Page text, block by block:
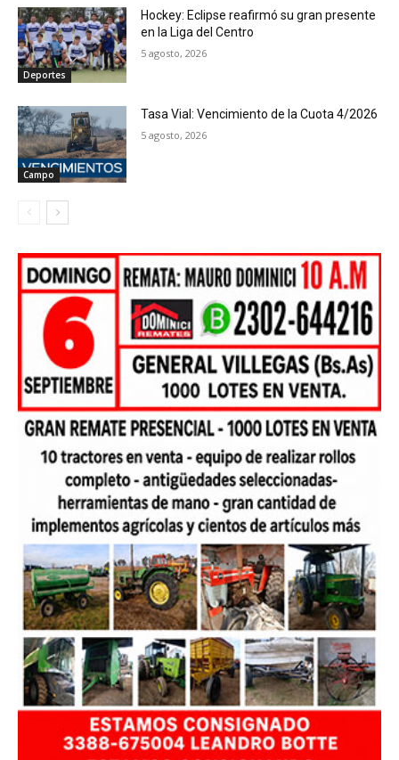
Deportes
Hockey: Eclipse reafirmó su gran presente
en la Liga del Centro
5 agosto, 2026
Campo
Tasa Vial: Vencimiento de la Cuota 4/2026
5 agosto, 2026